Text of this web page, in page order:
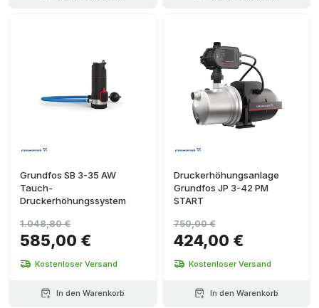
Grundfos SB 3-35 AW
Tauch-
Druckerhöhungssystem
585,00 €
1.048,80 €
Kostenloser Versand
In den Warenkorb
Druckerhöhungsanlage
Grundfos JP 3-42 PM
START
424,00 €
750,00 €
Kostenloser Versand
In den Warenkorb